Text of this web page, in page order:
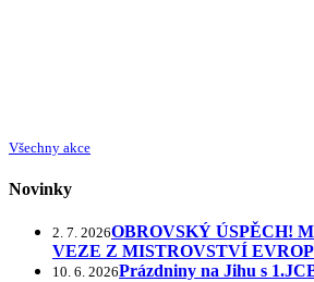
Všechny akce
Novinky
2. 7. 2026OBROVSKÝ ÚSPĚCH!
VEZE Z MISTROVSTVÍ
10. 6. 2026Prázdniny na Jihu s